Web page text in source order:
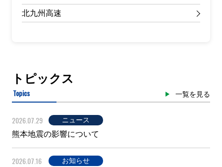
北九州高速
トピックス
Topics 一覧を見る
2026.07.29 ニュース
熊本地震の影響について
2026.07.16 お知らせ